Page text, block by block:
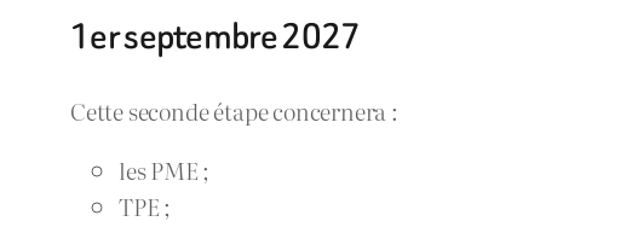
1er septembre 2027
Cette seconde étape concernera :
les PME ;
TPE ;